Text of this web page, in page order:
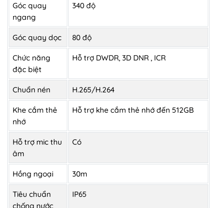
Góc quay
ngang
340 độ
Góc quay dọc 80 độ
Chức năng
đặc biệt
Hỗ trợ DWDR, 3D DNR , ICR
Chuẩn nén H.265/H.264
Khe cắm thẻ
nhớ
Hỗ trợ khe cắm thẻ nhớ đến 512GB
Hỗ trợ mic thu
âm
Có
Hồng ngoại 30m
Tiêu chuẩn
chống nước
IP65